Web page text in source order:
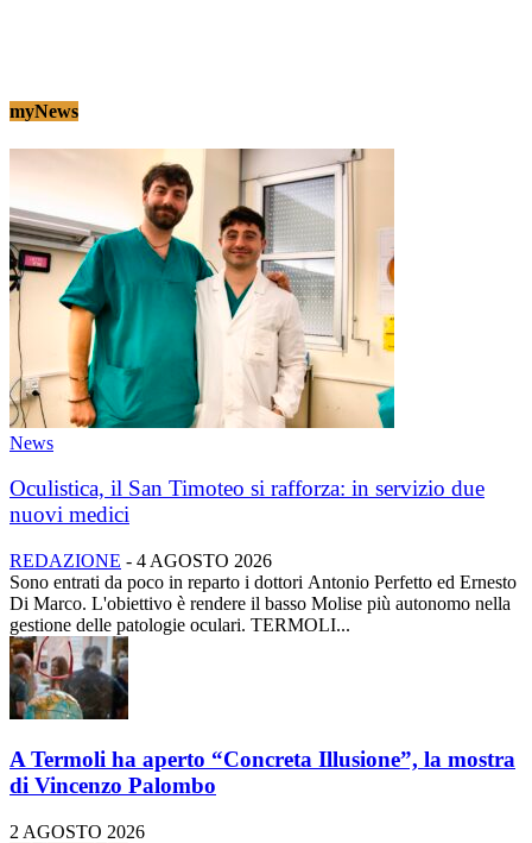
myNews
News
Oculistica, il San Timoteo si rafforza: in servizio due
nuovi medici
REDAZIONE - 4 AGOSTO 2026
Sono entrati da poco in reparto i dottori Antonio Perfetto ed Ernesto
Di Marco. L'obiettivo è rendere il basso Molise più autonomo nella
gestione delle patologie oculari. TERMOLI...
A Termoli ha aperto “Concreta Illusione”, la mostra
di Vincenzo Palombo
2 AGOSTO 2026